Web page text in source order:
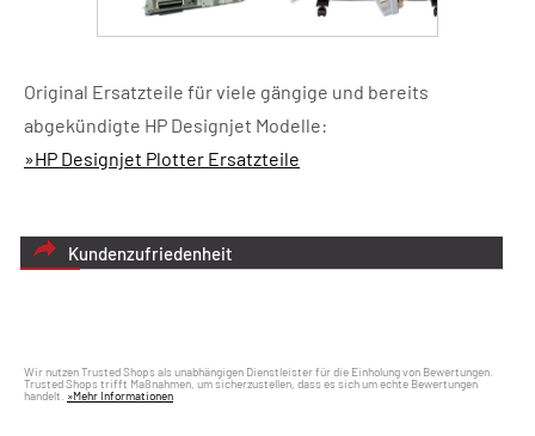
Original Ersatzteile für viele gängige und bereits
abgekündigte HP Designjet Modelle:
»HP Designjet Plotter Ersatzteile
Kundenzufriedenheit
Wir nutzen Trusted Shops als unabhängigen Dienstleister für die Einholung von Bewertungen.
Trusted Shops trifft Maßnahmen, um sicherzustellen, dass es sich um echte Bewertungen
handelt. »Mehr Informationen